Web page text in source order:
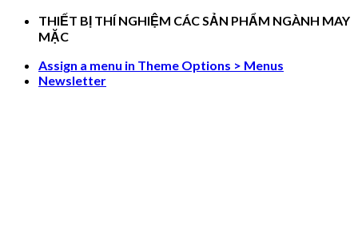
Skip
THIẾT BỊ THÍ NGHIỆM CÁC SẢN PHẨM NGÀNH MAY
MẶC
Assign a menu in Theme Options > Menus
Newsletter